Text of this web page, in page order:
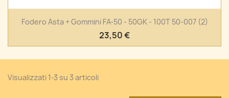
Fodero Asta + Gommini FA-50 - 50GK - 100T 50-007 (2)
23,50 €
Visualizzati 1-3 su 3 articoli